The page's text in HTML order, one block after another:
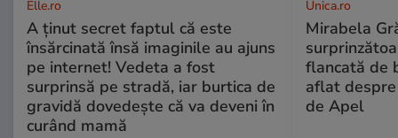
Elle.ro
A ținut secret faptul că este
însărcinată însă imaginile au ajuns
pe internet! Vedeta a fost
surprinsă pe stradă, iar burtica de
gravidă dovedește că va deveni în
curând mamă
Unica.ro
Mirabela
flancată de
aflat
de Apel